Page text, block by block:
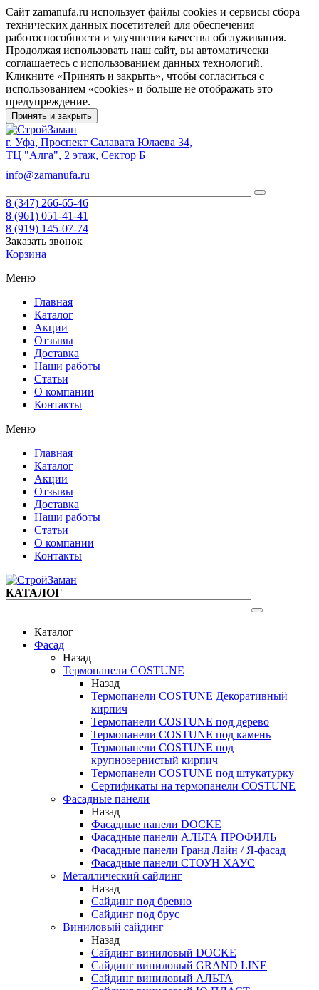
Сайт zamanufa.ru использует файлы cookies и сервисы сбора
технических данных посетителей для обеспечения
работоспособности и улучшения качества обслуживания.
Продолжая использовать наш сайт, вы автоматически
соглашаетесь с использованием данных технологий.
Кликните «Принять и закрыть», чтобы согласиться с
использованием «cookies» и больше не отображать это
предупреждение.
Принять и закрыть
г. Уфа, Проспект Салавата Юлаева 34,
ТЦ "Алга", 2 этаж, Сектор Б
info@zamanufa.ru
8 (347) 266-65-46
8 (961) 051-41-41
8 (919) 145-07-74
Заказать звонок
Корзина
Меню
Главная
Каталог
Акции
Отзывы
Доставка
Наши работы
Статьи
О компании
Контакты
Меню
Главная
Каталог
Акции
Отзывы
Доставка
Наши работы
Статьи
О компании
Контакты
КАТАЛОГ
Каталог
Фасад
Назад
Термопанели COSTUNE
Назад
Термопанели COSTUNE Декоративный
кирпич
Термопанели COSTUNE под дерево
Термопанели COSTUNE под камень
Термопанели COSTUNE под
крупнозернистый кирпич
Термопанели COSTUNE под штукатурку
Сертификаты на термопанели COSTUNE
Фасадные панели
Назад
Фасадные панели DOCKE
Фасадные панели АЛЬТА ПРОФИЛЬ
Фасадные панели Гранд Лайн / Я-фасад
Фасадные панели СТОУН ХАУС
Металлический сайдинг
Назад
Сайдинг под бревно
Сайдинг под брус
Виниловый сайдинг
Назад
Сайдинг виниловый DOCKE
Сайдинг виниловый GRAND LINE
Сайдинг виниловый АЛЬТА